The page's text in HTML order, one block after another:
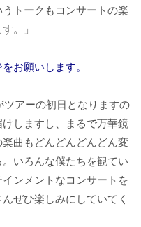
トークもコンサートの楽
。」
お願いします。
ツアーの初日となりますの
しますし、まるで万華鏡
曲もどんどんどんどん変
いろんな僕たちを観てい
ンメントなコンサートを
ぜひ楽しみにしていてく